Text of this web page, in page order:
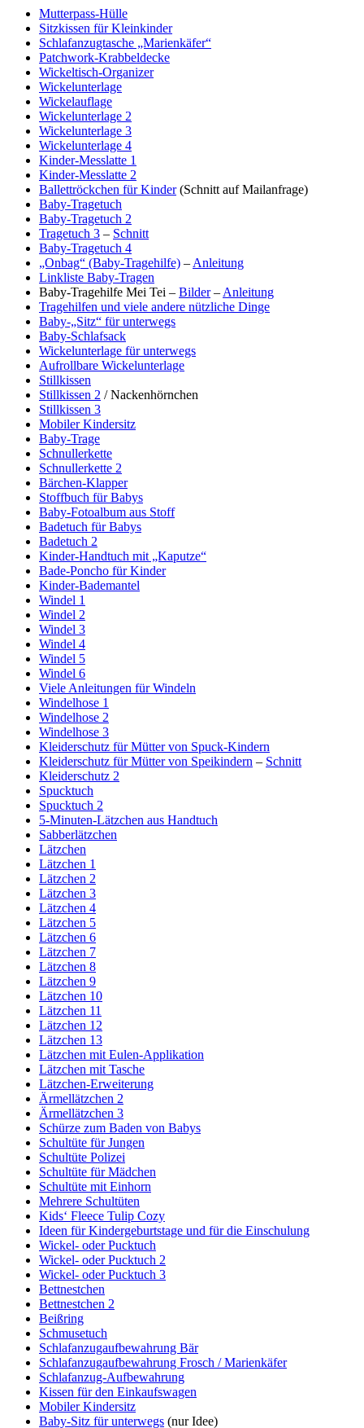
Mutterpass-Hülle
Sitzkissen für Kleinkinder
Schlafanzugtasche „Marienkäfer“
Patchwork-Krabbeldecke
Wickeltisch-Organizer
Wickelunterlage
Wickelauflage
Wickelunterlage 2
Wickelunterlage 3
Wickelunterlage 4
Kinder-Messlatte 1
Kinder-Messlatte 2
Ballettröckchen für Kinder(Schnitt auf Mailanfrage)
Baby-Tragetuch
Baby-Tragetuch 2
Tragetuch 3 – Schnitt
Baby-Tragetuch 4
„Onbag“ (Baby-Tragehilfe) – Anleitung
Linkliste Baby-Tragen
Baby-Tragehilfe Mei Tei – Bilder– Anleitung
Tragehilfen und viele andere nützliche Dinge
Baby-„Sitz“ für unterwegs
Baby-Schlafsack
Wickelunterlage für unterwegs
Aufrollbare Wickelunterlage
Stillkissen
Stillkissen 2 / Nackenhörnchen
Stillkissen 3
Mobiler Kindersitz
Baby-Trage
Schnullerkette
Schnullerkette 2
Bärchen-Klapper
Stoffbuch für Babys
Baby-Fotoalbum aus Stoff
Badetuch für Babys
Badetuch 2
Kinder-Handtuch mit „Kaputze“
Bade-Poncho für Kinder
Kinder-Bademantel
Windel 1
Windel 2
Windel 3
Windel 4
Windel 5
Windel 6
Viele Anleitungen für Windeln
Windelhose 1
Windelhose 2
Windelhose 3
Kleiderschutz für Mütter von Spuck-Kindern
Kleiderschutz für Mütter von Speikindern – Schnitt
Kleiderschutz 2
Spucktuch
Spucktuch 2
5-Minuten-Lätzchen aus Handtuch
Sabberlätzchen
Lätzchen
Lätzchen 1
Lätzchen 2
Lätzchen 3
Lätzchen 4
Lätzchen 5
Lätzchen 6
Lätzchen 7
Lätzchen 8
Lätzchen 9
Lätzchen 10
Lätzchen 11
Lätzchen 12
Lätzchen 13
Lätzchen mit Eulen-Applikation
Lätzchen mit Tasche
Lätzchen-Erweiterung
Ärmellätzchen 2
Ärmellätzchen 3
Schürze zum Baden von Babys
Schultüte für Jungen
Schultüte Polizei
Schultüte für Mädchen
Schultüte mit Einhorn
Mehrere Schultüten
Kids‘ Fleece Tulip Cozy
Ideen für Kindergeburtstage und für die Einschulung
Wickel- oder Pucktuch
Wickel- oder Pucktuch 2
Wickel- oder Pucktuch 3
Bettnestchen
Bettnestchen 2
Beißring
Schmusetuch
Schlafanzugaufbewahrung Bär
Schlafanzugaufbewahrung Frosch / Marienkäfer
Schlafanzug-Aufbewahrung
Kissen für den Einkaufswagen
Mobiler Kindersitz
Baby-Sitz für unterwegs (nur Idee)